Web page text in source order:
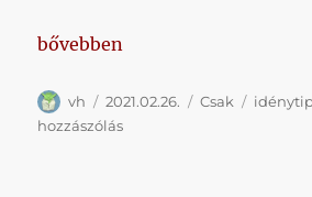
„Hova érzitek idény végén a
bővebben
Szerző
vh Közzétéve
2021.02.26. Kategória
Csak Címke
hozzászólásHova